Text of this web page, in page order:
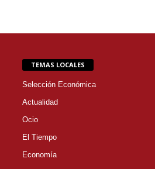
TEMAS LOCALES
Selección Económica
Actualidad
Ocio
El Tiempo
Economía